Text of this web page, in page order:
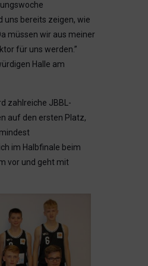
uns bereits zeigen, wie
müssen wir aus meiner
für uns werden.”
Halle am
zahlreiche JBBL-
auf den ersten Platz,
im Halbfinale beim
vor und geht mit